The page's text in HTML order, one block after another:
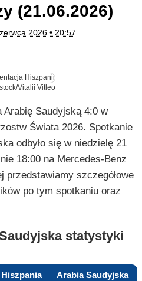
(21.06.2026)
2026 • 20:57
Vitalii Vitleo
Arabię Saudyjską 4:0 w
Świata 2026. Spotkanie
odbyło się w niedzielę 21
18:00 na Mercedes-Benz
przedstawiamy szczegółowe
po tym spotkaniu oraz
statystyki
Hiszpania Arabia Saudyjska